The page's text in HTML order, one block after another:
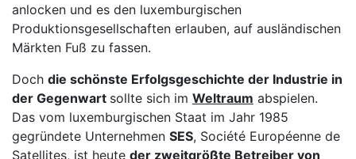
anlocken und es den luxemburgischen
Produktionsgesellschaften erlauben, auf ausländischen
Märkten Fuß zu fassen.
Doch die schönste Erfolgsgeschichte der Industrie in
der Gegenwart sollte sich im Weltraum abspielen.
Das vom luxemburgischen Staat im Jahr 1985
gegründete Unternehmen SES, Société Européenne de
Satellites, ist heute der zweitgrößte Betreiber von